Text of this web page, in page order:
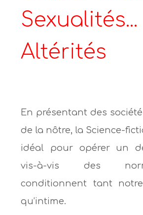
Sexualités...
Altérités
En présentant des
de la nôtre, la Science-
idéal pour opérer un
vis-à-vis des
conditionnent tant
qu’intime.